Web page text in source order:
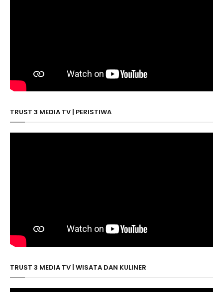
TRUST 3 MEDIA TV | PERISTIWA
TRUST 3 MEDIA TV | WISATA DAN KULINER